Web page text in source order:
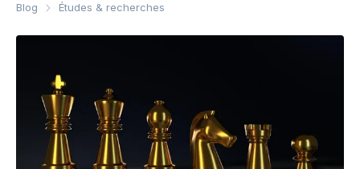
Blog Études & recherches